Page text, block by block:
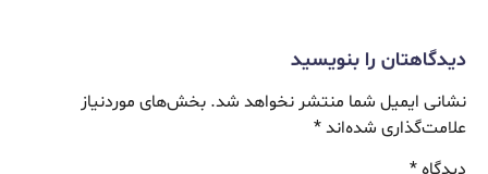
دیدگاهتان را بنویسید
نشانی ایمیل شما منتشر نخواهد شد. بخش‌های موردنیاز
علامت‌گذاری شده‌اند*